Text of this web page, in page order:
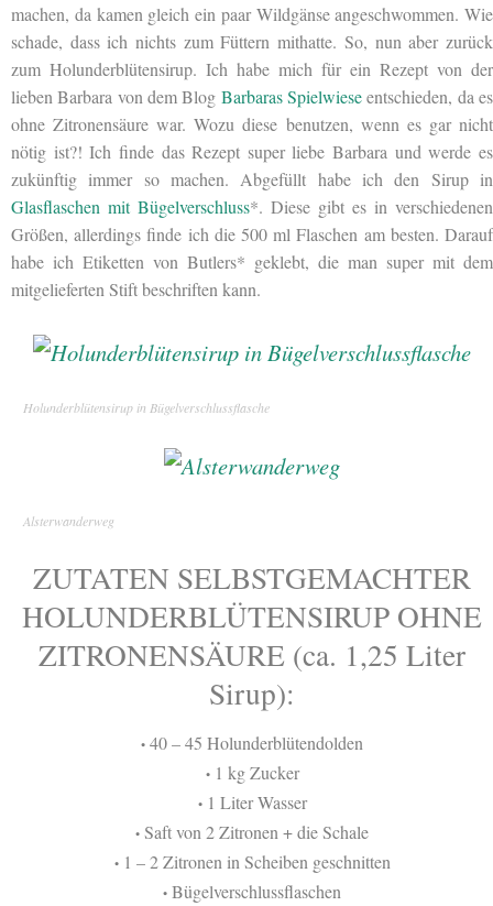
machen, da kamen gleich ein paar Wildgänse angeschwommen. Wie
schade, dass ich nichts zum Füttern mithatte. So, nun aber zurück
zum Holunderblütensirup. Ich habe mich für ein Rezept von der
lieben Barbara von dem Blog Barbaras Spielwieseentschieden, da es
ohne Zitronensäure war. Wozu diese benutzen, wenn es gar nicht
nötig ist?! Ich finde das Rezept super liebe Barbara und werde es
zukünftig immer so machen. Abgefüllt habe ich den Sirup in
Glasflaschen mit Bügelverschluss*. Diese gibt es in verschiedenen
Größen, allerdings finde ich die 500 ml Flaschen am besten. Darauf
habe ich Etiketten von Butlers* geklebt, die man super mit dem
mitgelieferten Stift beschriften kann.
Holunderblütensirup in Bügelverschlussflasche
Alsterwanderweg
ZUTATEN SELBSTGEMACHTER
HOLUNDERBLÜTENSIRUP OHNE
ZITRONENSÄURE (ca. 1,25 Liter
Sirup):
• 40 – 45 Holunderblütendolden
•1 kg Zucker
•1 Liter Wasser
• Saft von 2 Zitronen + die Schale
•1 – 2 Zitronen in Scheiben geschnitten
• Bügelverschlussflaschen